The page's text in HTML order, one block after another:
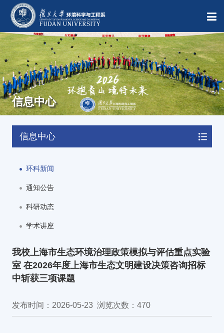
信息中心
信息中心
环科新闻
通知公告
科研动态
学术讲座
我校上海市生态环境治理政策模拟与评估重点实验
室 在2026年度上海市生态文明建设决策咨询招标
中斩获三项课题
发布时间：2026-05-23 浏览次数： 470